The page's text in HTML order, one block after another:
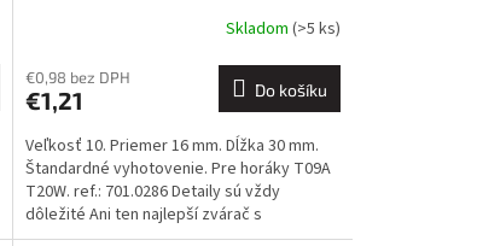
Skladom (>5 ks)
€0,98 bez DPH
€1,21 Do košíku
Veľkosť 10. Priemer 16 mm. Dĺžka 30 mm.
Štandardné vyhotovenie. Pre horáky T09A
T20W. ref.: 701.0286 Detaily sú vždy
dôležité Ani ten najlepší zvárač s
najdokonalejšou...